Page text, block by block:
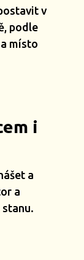
v
podle
místo
i
a
a
stanu.